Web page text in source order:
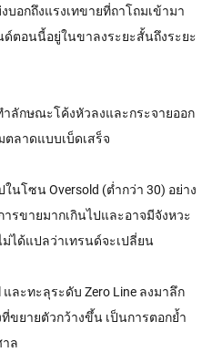
บอกถึงแรงเทขายที่ถาโถมเข้ามา
ด์ตอนนี้อยู่ในขาลงระยะสั้นถึงระยะ
ำลักษณะโค้งหัวลงและกระจายออก
ลาดแบบเบ็ดเสร็จ
นโซน Oversold (ต่ำกว่า 30) อย่าง
รขายมากเกินไปและอาจมีจังหวะ
ม่ได้แปลว่าเทรนด์จะเปลี่ยน
และทะลุระดับ Zero Line ลงมาลึก
ขยายตัวกว้างขึ้น เป็นการตอกย้ำ
ล